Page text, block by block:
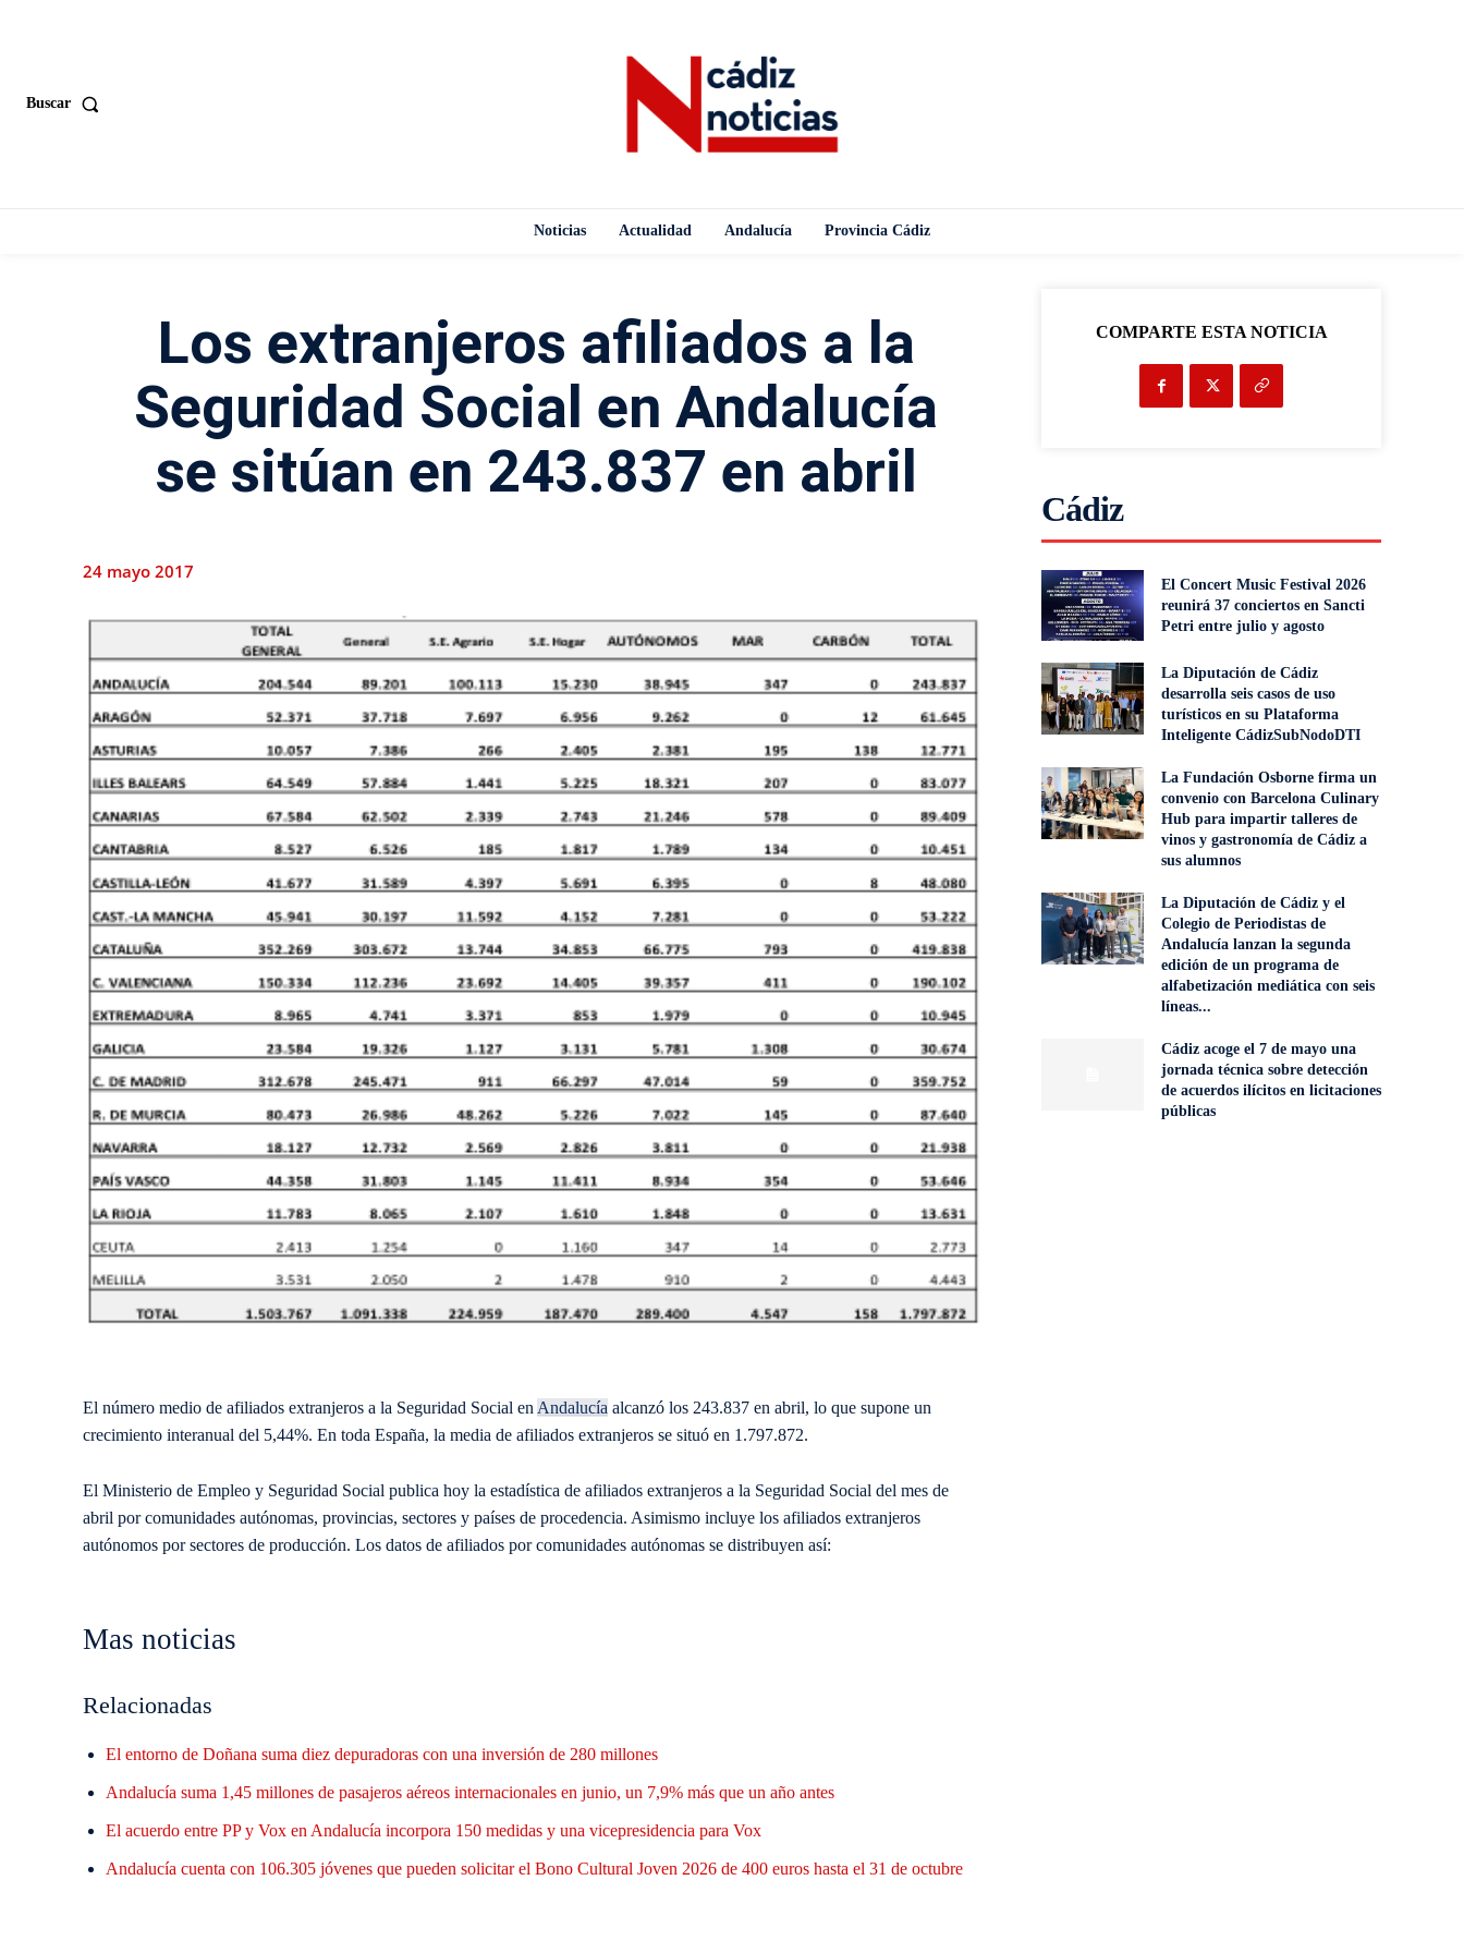
Buscar
Noticias Actualidad Andalucía Provincia Cádiz
Los extranjeros afiliados a la
Seguridad Social en Andalucía
se sitúan en 243.837 en abril
24 mayo 2017
El número medio de afiliados extranjeros a la Seguridad Social en Andalucía alcanzó los 243.837 en abril, lo que supone un
crecimiento interanual del 5,44%. En toda España, la media de afiliados extranjeros se situó en 1.797.872.
El Ministerio de Empleo y Seguridad Social publica hoy la estadística de afiliados extranjeros a la Seguridad Social del mes de
abril por comunidades autónomas, provincias, sectores y países de procedencia. Asimismo incluye los afiliados extranjeros
autónomos por sectores de producción. Los datos de afiliados porcomunidades autónomas se distribuyen así:
Mas noticias
Relacionadas
El entorno de Doñana suma diez depuradoras con una inversión de 280 millones
Andalucía suma 1,45 millones de pasajeros aéreos internacionales en junio, un 7,9% más que un año antes
El acuerdo entre PP y Vox en Andalucía incorpora 150 medidas y una vicepresidencia para Vox
Andalucía cuenta con 106.305 jóvenes que pueden solicitar el Bono Cultural Joven 2026 de 400 euros hasta el 31 de octubre
COMPARTE ESTA NOTICIA
Cádiz
El Concert Music Festival 2026
reunirá 37 conciertos en Sancti
Petri entre julio y agosto
La Diputación de Cádiz
desarrolla seis casos de uso
turísticos en su Plataforma
Inteligente CádizSubNodoDTI
La Fundación Osborne firma un
convenio con Barcelona Culinary
Hub para impartir talleres de
vinos y gastronomía de Cádiz a
sus alumnos
La Diputación de Cádiz y el
Colegio de Periodistas de
Andalucía lanzan la segunda
edición de un programa de
alfabetización mediática con seis
líneas...
Cádiz acoge el 7 de mayo una
jornada técnica sobre detección
de acuerdos ilícitos en licitaciones
públicas